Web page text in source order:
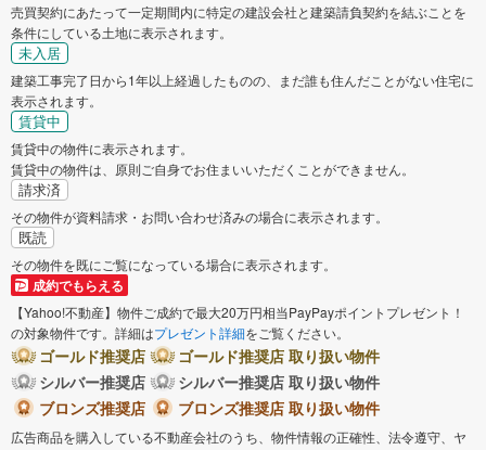
売買契約にあたって一定期間内に特定の建設会社と建築請負契約を結ぶことを
条件にしている土地に表示されます。
未入居
建築工事完了日から1年以上経過したものの、まだ誰も住んだことがない住宅に
表示されます。
賃貸中
賃貸中の物件に表示されます。
賃貸中の物件は、原則ご自身でお住まいいただくことができません。
請求済
その物件が資料請求・お問い合わせ済みの場合に表示されます。
既読
その物件を既にご覧になっている場合に表示されます。
成約でもらえる
【Yahoo!不動産】物件ご成約で最大20万円相当PayPayポイントプレゼント！
の対象物件です。詳細はプレゼント詳細をご覧ください。
ゴールド推奨店
ゴールド推奨店 取り扱い物件
シルバー推奨店
シルバー推奨店 取り扱い物件
ブロンズ推奨店
ブロンズ推奨店 取り扱い物件
広告商品を購入している不動産会社のうち、物件情報の正確性、法令遵守、ヤ